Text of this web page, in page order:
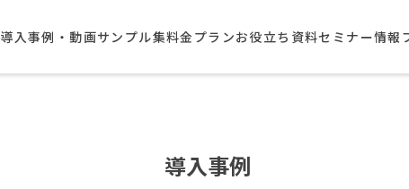
導入事例・動画サンプル集​料金プランお役立ち資料セミナー情報
導入事例